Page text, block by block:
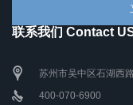
联系我们 Contact
苏州市吴中区石湖西
400-070-6900